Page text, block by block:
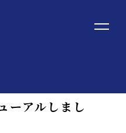
ーアルしまし